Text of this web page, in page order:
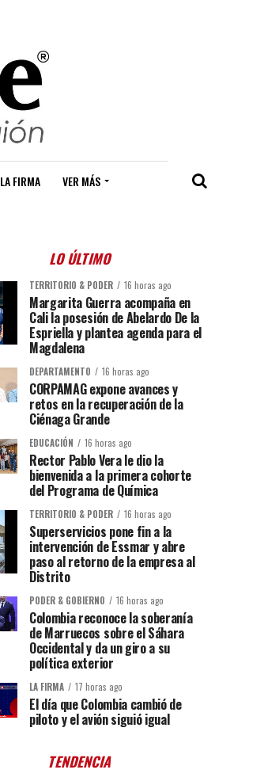
LA FIRMA VER MÁS
LO ÚLTIMO
TERRITORIO & PODER 16 horas ago
Margarita Guerra acompaña en
Cali la posesión de Abelardo De la
Espriella y plantea agenda para el
Magdalena
DEPARTAMENTO 16 horas ago
CORPAMAG expone avances y
retos en la recuperación de la
Ciénaga Grande
EDUCACIÓN 16 horas ago
Rector Pablo Vera le dio la
bienvenida a la primera cohorte
del Programa de Química
TERRITORIO & PODER 16 horas ago
Superservicios pone fin a la
intervención de Essmar y abre
paso al retorno de la empresa al
Distrito
PODER & GOBIERNO 16 horas ago
Colombia reconoce la soberanía
de Marruecos sobre el Sáhara
Occidental y da un giro a su
política exterior
LA FIRMA 17 horas ago
El día que Colombia cambió de
piloto y el avión siguió igual
TENDENCIA